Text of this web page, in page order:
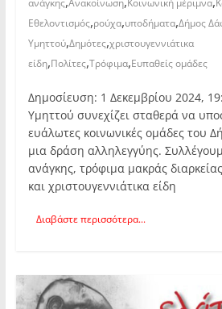
ανάγκης Ανακοίνωση Κοινωνική μέριμνα
Εθελοντισμός,ρούχα,υποδήματα,Δήμος
Υμηττού,Δημότες,χριστουγεννιάτικα
είδη,Πολίτες,Τρόφιμα,Ευπαθείς ομάδες
Δημοσίευση: 1 Δεκεμβρίου 2024,
Υμηττού συνεχίζει σταθερά να
ευάλωτες κοινωνικές ομάδες του
μια δράση αλληλεγγύης.
ανάγκης, τρόφιμα μακράς
και χριστουγεννιάτικα είδη
Διαβάστε περισσότερα...